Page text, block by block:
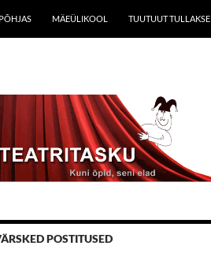
MÄEÜLIKOOL TUUTUUT TULLAKSE
POSTITUSED